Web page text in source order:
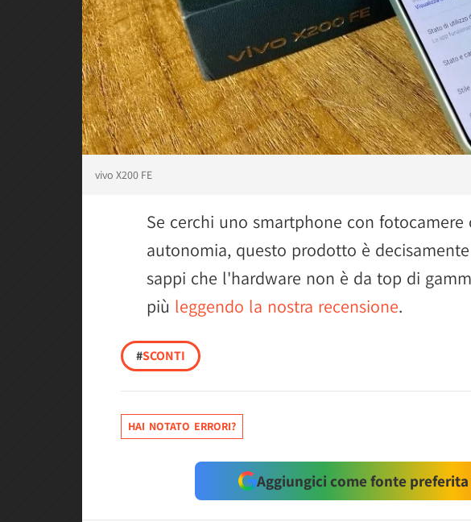
vivo X200 FE
Se cerchi uno smartphone con
autonomia, questo prodotto è
sappi che l'hardware non è da top di
più leggendo la nostra recensione.
#SCONTI
HAI NOTATO ERRORI?
Aggiungici come fonte preferita